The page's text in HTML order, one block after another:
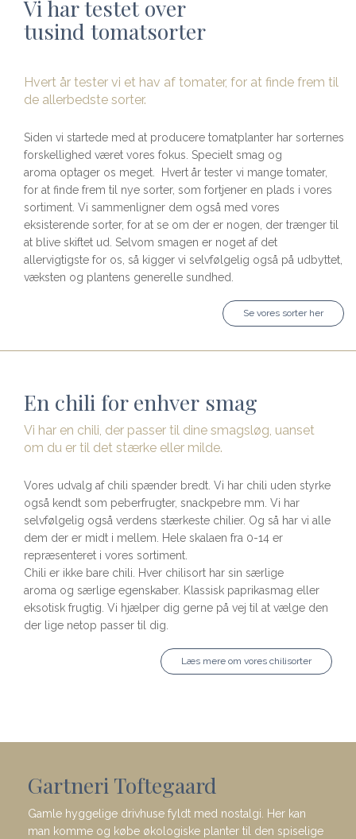
Vi har testet over
tusind tomatsorter
Hvert år tester vi et hav af tomater, for at finde frem til
de allerbedste sorter.
Siden vi startede med at producere tomatplanter har sorternes
forskellighed været vores fokus. Specielt smag og
aroma optager os meget. Hvert år tester vi mange tomater,
for at finde frem til nye sorter, som fortjener en plads i vores
sortiment. Vi sammenligner dem også med vores
eksisterende sorter, for at se om der er nogen, der trænger til
at blive skiftet ud. Selvom smagen er noget af det
allervigtigste for os, så kigger vi selvfølgelig også på udbyttet,
væksten og plantens generelle sundhed.
Se vores sorter her
En chili for enhver smag
Vi har en chili, der passer til dine smagsløg, uanset
om du er til det stærke eller milde.
Vores udvalg af chili spænder bredt. Vi har chili uden styrke
også kendt som peberfrugter, snackpebre mm. Vi har
selvfølgelig også verdens stærkeste chilier. Og så har vi alle
dem der er midt i mellem. Hele skalaen fra 0-14 er
repræsenteret i vores sortiment.
Chili er ikke bare chili. Hver chilisort har sin særlige
aroma og særlige egenskaber. Klassisk paprikasmag eller
eksotisk frugtig. Vi hjælper dig gerne på vej til at vælge den
der lige netop passer til dig.
Læs mere om vores chilisorter
Gartneri Toftegaard
Gamle hyggelige drivhuse fyldt med nostalgi. Her kan
man komme og købe økologiske planter til den spiselige